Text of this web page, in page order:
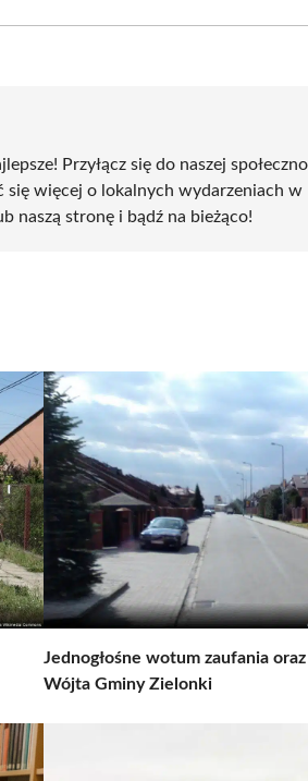
Przyłącz się do naszej
się więcej o lokalnych wydarzeniach w
naszą stronę i bądź na bieżąco!
Jednogłośne wotum zaufania
Wójta Gminy Zielonki